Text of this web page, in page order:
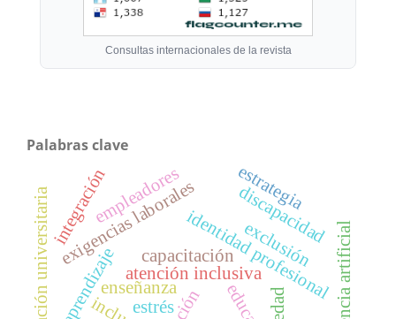
Consultas internacionales de la revista
Palabras clave
atención inclusiva
identidad profesional
enseñanza
aprendizaje
exclusión
discapacidad
capacitación
estrés
exigencias laborales
integraciónempleadores
acreditación universitaria estrategia